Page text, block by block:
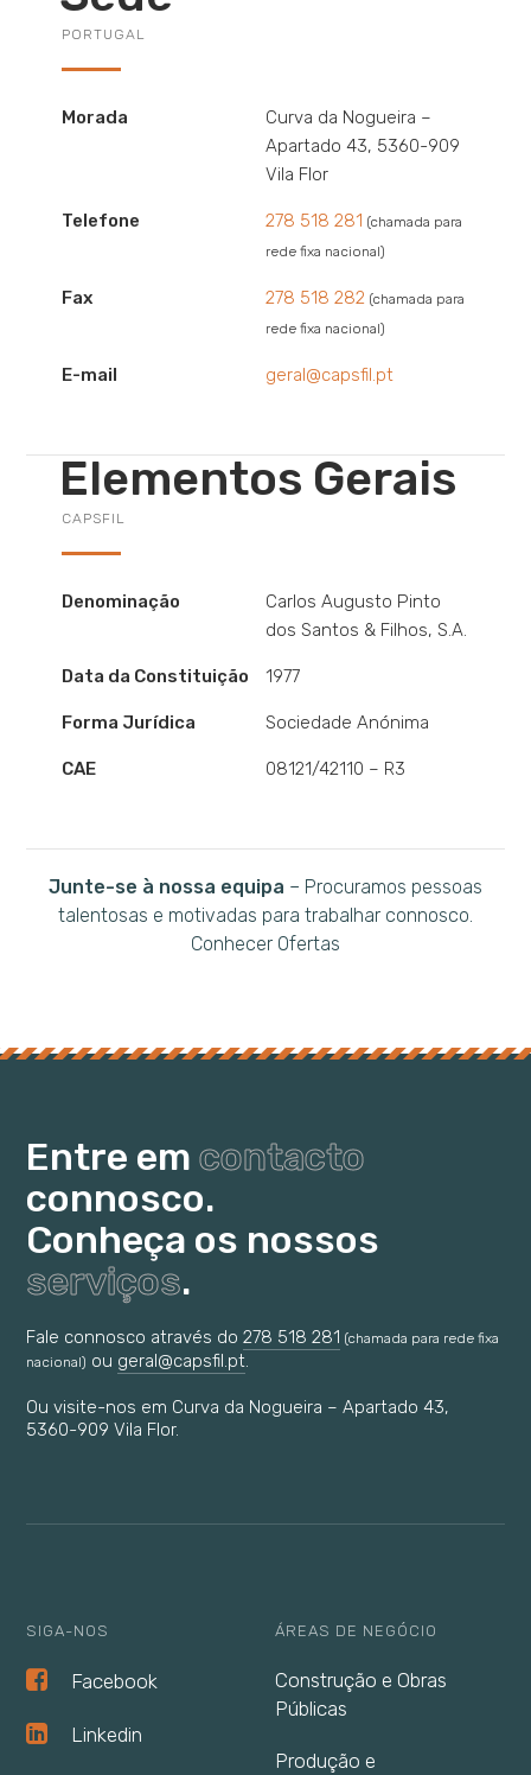
PORTUGAL
Morada
Curva da Nogueira –
Apartado 43, 5360-909
Vila Flor
Telefone 278 518 281 (chamada para
rede fixa nacional)
Fax 278 518 282 (chamada para
rede fixa nacional)
E-mail geral@capsfil.pt
Elementos Gerais
CAPSFIL
Denominação
Carlos Augusto Pinto
dos Santos & Filhos, S.A.
Data da Constituição 1977
Forma Jurídica Sociedade Anónima
CAE 08121/42110 – R3
Junte-se à nossa equipa – Procuramos pessoas
talentosas e motivadas para trabalhar connosco.
Conhecer Ofertas
Entre emcontacto
connosco.
Conheça os nossos
serviços.
Fale connosco através do278 518 281 (chamada para rede fixa
nacional) ou geral@capsfil.pt.
Ou visite-nos em Curva da Nogueira – Apartado 43,
5360-909 Vila Flor.
SIGA-NOS
Facebook
Linkedin
ÁREAS DE NEGÓCIO
Construção e Obras
Públicas
Produção e